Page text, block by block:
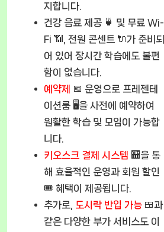
지합니다.
건강 음료 제공 🍵 및 무료 Wi-
Fi 📶, 전원 콘센트 🔌가 준비되
어 있어 장시간 학습에도 불편
함이 없습니다.
예약제 📅 운영으로 프레젠테
이션룸 🖥️을 사전에 예약하여
원활한 학습 및 모임이 가능합
니다.
키오스크 결제 시스템 🏧을 통
해 효율적인 운영과 회원 할인
🎟️ 혜택이 제공됩니다.
추가로, 도시락 반입 가능 🍱과
같은 다양한 부가 서비스도 이